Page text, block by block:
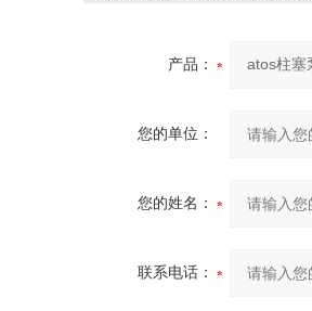
产品：
您的单位：
您的姓名：
联系电话：